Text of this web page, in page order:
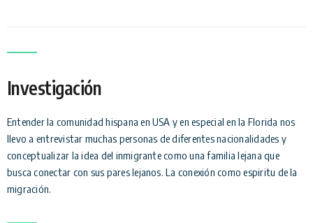
Investigación
Entender la comunidad hispana en USA y en especial en la Florida nos
llevo a entrevistar muchas personas de diferentes nacionalidades y
conceptualizar la idea del inmigrante como una familia lejana que
busca conectar con sus pares lejanos. La conexión como espiritu de la
migración.